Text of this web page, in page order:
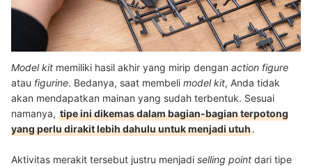
Model kit memiliki hasil akhir yang mirip dengan action figure
atau figurine. Bedanya, saat membeli model kit, Anda tidak
akan mendapatkan mainan yang sudah terbentuk. Sesuai
namanya, tipe ini dikemas dalam bagian-bagian terpotong
yang perlu dirakit lebih dahulu untuk menjadi utuh.
Aktivitas merakit tersebut justru menjadi selling point dari tipe